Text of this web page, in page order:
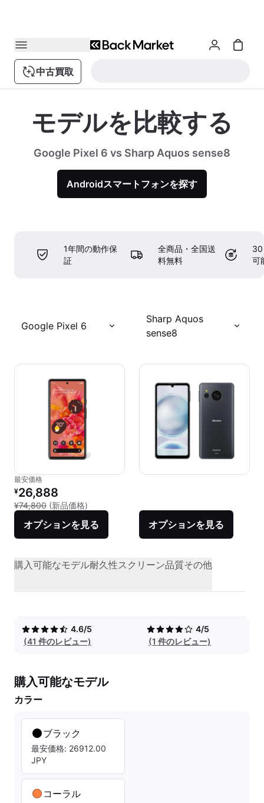
中古買取
モデルを比較する
Google Pixel 6 vs Sharp Aquos sense8
Androidスマートフォンを探す
1年間の動作保
証
全商品・全国送
料無料
30
可
Google Pixel 6
Sharp Aquos
sense8
最安価格
リファービッシュ品の価格：
¥26,888
¥74,800 (新品価格)
オプションを見る オプションを見る
購入可能なモデル耐久性スクリーン品質その他
4.6/5
(41 件のレビュー)
4/5
(1 件のレビュー)
購入可能なモデル
カラー
ブラック
最安価格: 26912.00
JPY
コーラル